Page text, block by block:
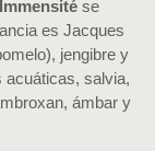
se
es Jacques
jengibre y
acuáticas, salvia,
ámbar y